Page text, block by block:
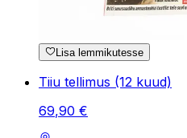
Lisa lemmikutesse
Tiiu tellimus (12 kuud)
69,90 €